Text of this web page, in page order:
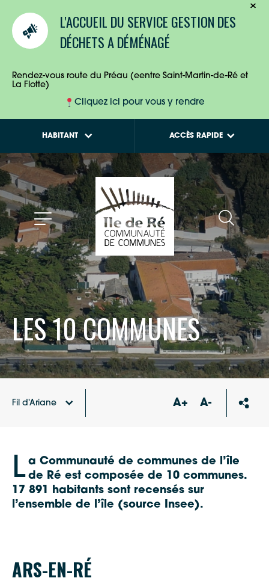
L'ACCUEIL DU SERVICE GESTION DES
DÉCHETS A DÉMÉNAGÉ
Rendez-vous route du Préau (eentre Saint-Martin-de-Ré et
La Flotte)
Cliquez ici pour vous y rendre
HABITANT
ENTREPRISES
LES 10 COMMUNES
collecte des déchets
ACCÈS RAPIDE
Fil d'Ariane A+ A-
L a Communauté de communes de l’île
de Ré est composée de 10 communes.
17 891 habitants sont recensés sur
l’ensemble de l’île (source Insee).
ARS-EN-RÉ